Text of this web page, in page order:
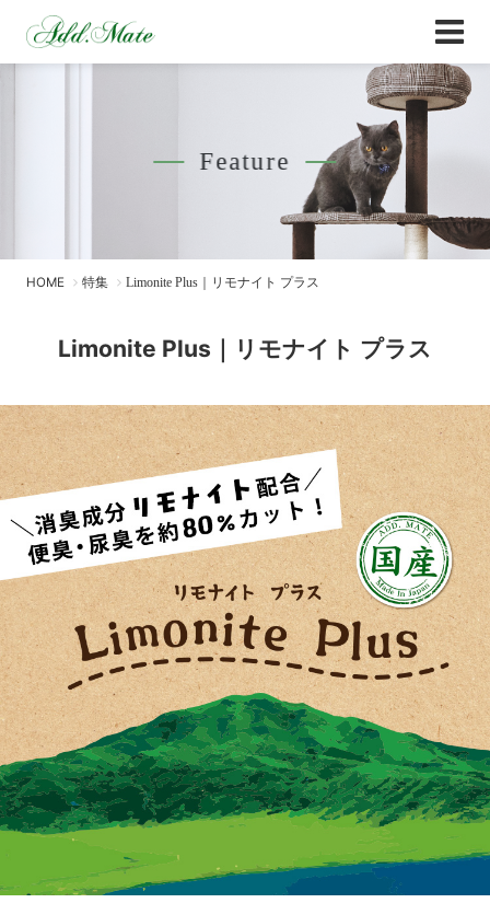
Limonite Plus｜リモナイト プラス - Add.Mate
Feature
HOME 特集 Limonite Plus｜リモナイト プラス
Limonite Plus｜リモナイト プラス